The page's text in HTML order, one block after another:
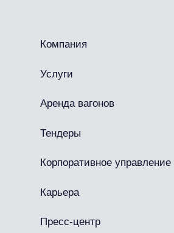
Компания
Услуги
Аренда вагонов
Тендеры
Корпоративное управление
Карьера
Пресс-центр